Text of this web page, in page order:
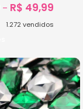
– R$ 49,99
1.272 vendidos